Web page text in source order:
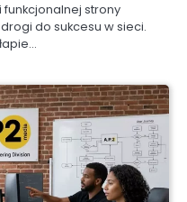
strony
do sukcesu w sieci.